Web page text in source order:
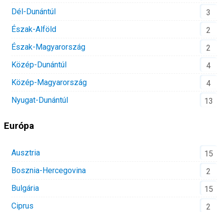
Dél-Dunántúl
3
Észak-Alföld
2
Észak-Magyarország
2
Közép-Dunántúl
4
Közép-Magyarország
4
Nyugat-Dunántúl
13
Európa
Ausztria
15
Bosznia-Hercegovina
2
Bulgária
15
Ciprus
2